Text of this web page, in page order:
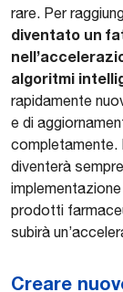
rare. Per
diventato un
algoritmi
rapidamente
e di
completamente.
diventerà
prodotti
subirà
Creare